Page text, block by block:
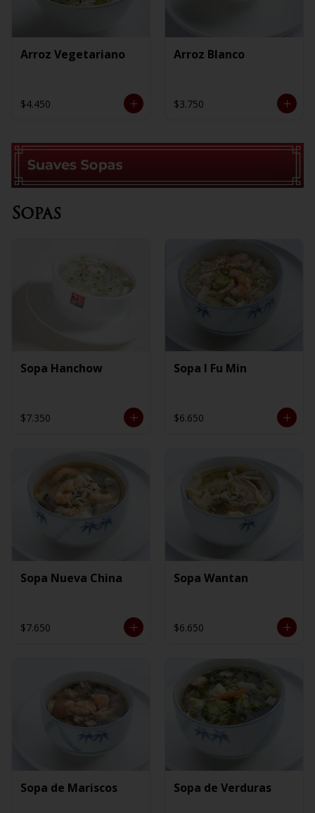
Arroz Vegetariano
$4.450
Arroz Blanco
$3.750
Sopas
Sopa Hanchow
$7.350
Sopa I Fu Min
$6.650
Sopa Nueva China
$7.650
Sopa Wantan
$6.650
Sopa de Mariscos Sopa de Verduras